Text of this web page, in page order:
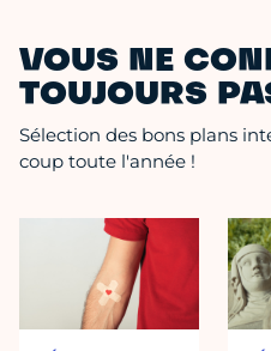
VOUS NE
TOUJOURS
Sélection des bons plans
coup toute l'année !